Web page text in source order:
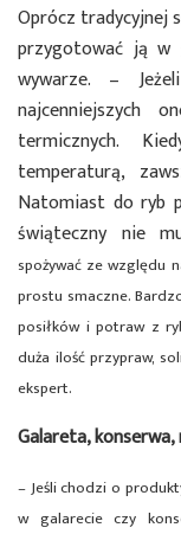
Oprócz tradycyjnej
przygotować ją w
wywarze. –
najcenniejszych
termicznych.
temperaturą,
Natomiast do ryb
świąteczny nie
spożywać ze względu
prostu smaczne.
posiłków i potraw z
duża ilość przypraw,
ekspert.
Galareta,
– Jeśli chodzi o
w galarecie czy